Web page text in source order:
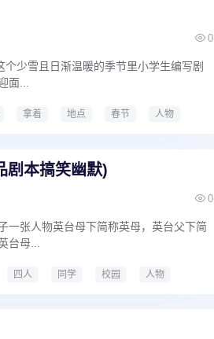
0
少雪且日渐温暖的季节里小学生编写剧
面...
拿着 地点 春节
人物
剧本搞笑幽默)
0
一张人物英台母下简称英母，英台父下简
台母...
四人 同学 校园
人物